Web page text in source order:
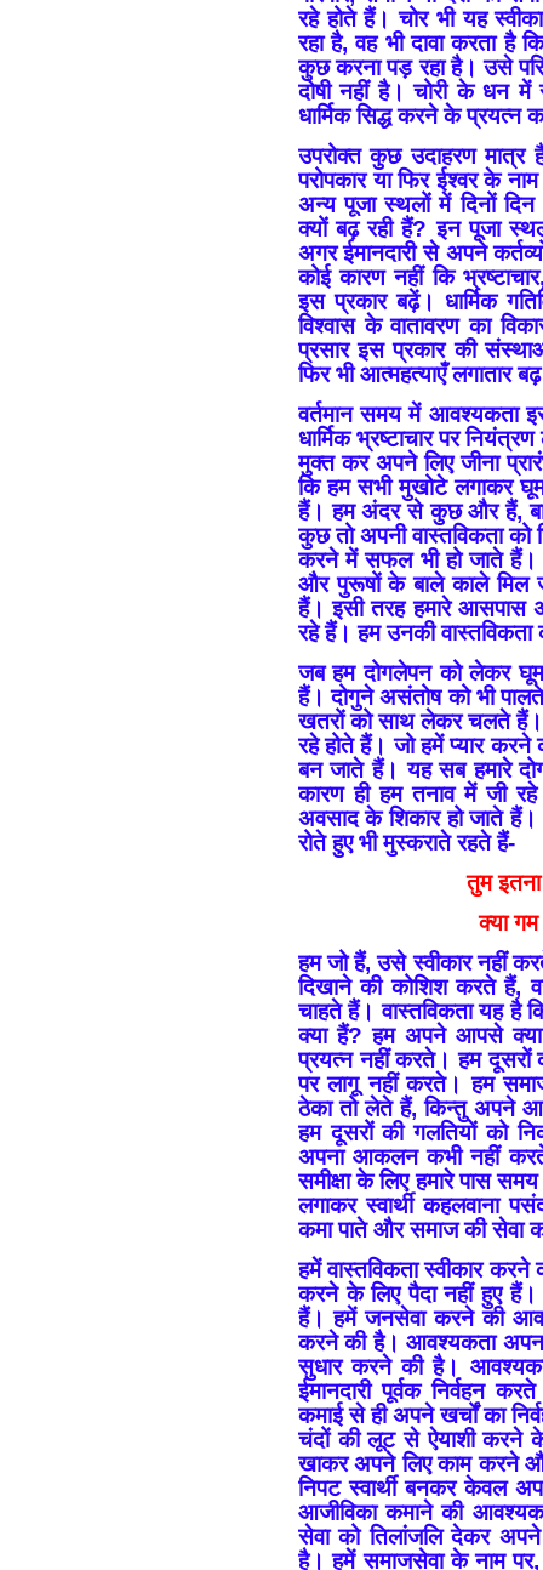
रहे होते हैं। चोर भी यह
रहा है, वह भी दावा करता है
कुछ करना पड़ रहा है। उसे
दोषी नहीं है। चोरी के धन
धार्मिक सिद्ध करने के प्रयत्न
उपरोक्त कुछ उदाहरण मात्र
परोपकार या फिर ईश्वर के
अन्य पूजा स्थलों में दिनों दिन
क्यों बढ़ रही हैं? इन पूजा
अगर ईमानदारी से अपने
कोई कारण नहीं कि
इस प्रकार बढ़ें। धार्मिक
विश्वास के वातावरण का
प्रसार इस प्रकार की
फिर भी आत्महत्याएँ लगातार
वर्तमान समय में आवश्यकता
धार्मिक भ्रष्टाचार पर
मुक्त कर अपने लिए जीना
कि हम सभी मुखोटे लगाकर
हैं। हम अंदर से कुछ और हैं,
कुछ तो अपनी वास्तविकता को
करने में सफल भी हो जाते हैं।
और पुरूषों के बाले काले मिल
हैं। इसी तरह हमारे आसपास
रहे हैं। हम उनकी वास्तविकता
जब हम दोगलेपन को लेकर
हैं। दोगुने असंतोष को भी
खतरों को साथ लेकर चलते हैं।
रहे होते हैं। जो हमें प्यार करने
बन जाते हैं। यह सब हमारे
कारण ही हम तनाव में जी
अवसाद के शिकार हो जाते
रोते हुए भी मुस्कराते रहते हैं-
तुम इतना
क्या गम
हम जो हैं, उसे स्वीकार नहीं
दिखाने की कोशिश करते हैं,
चाहते हैं। वास्तविकता यह है
क्या हैं? हम अपने आपसे
प्रयत्न नहीं करते। हम
पर लागू नहीं करते। हम
ठेका तो लेते हैं, किन्तु अपने
हम दूसरों की गलतियों को
अपना आकलन कभी नहीं
समीक्षा के लिए हमारे पास
लगाकर स्वार्थी कहलवाना
कमा पाते और समाज की सेवा
हमें वास्तविकता स्वीकार
करने के लिए पैदा नहीं हुए
हैं। हमें जनसेवा करने की
करने की है। आवश्यकता
सुधार करने की है।
ईमानदारी पूर्वक निर्वहन
कमाई से ही अपने खर्चों का
चंदों की लूट से ऐयाशी करने
खाकर अपने लिए काम करने
निपट स्वार्थी बनकर केवल
आजीविका कमाने की
सेवा को तिलांजलि देकर
है। हमें समाजसेवा के नाम पर,